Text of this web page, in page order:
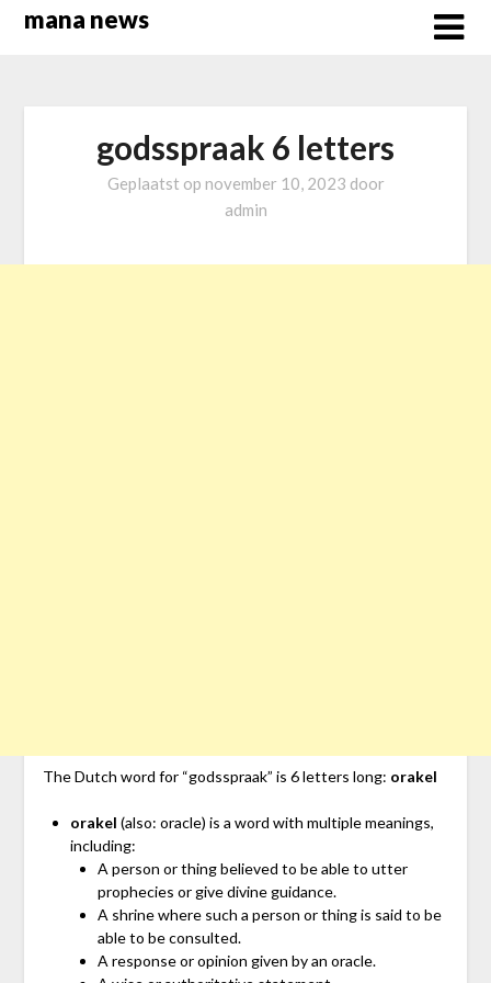
Overslaan
mana news
godsspraak 6 letters
Geplaatst op november 10, 2023 door
admin
The Dutch word for “godsspraak” is 6 letters long: orakel
orakel (also: oracle) is a word with multiple meanings,
including:
A person or thing believed to be able to utter
prophecies or give divine guidance.
A shrine where such a person or thing is said to be
able to be consulted.
A response or opinion given by an oracle.